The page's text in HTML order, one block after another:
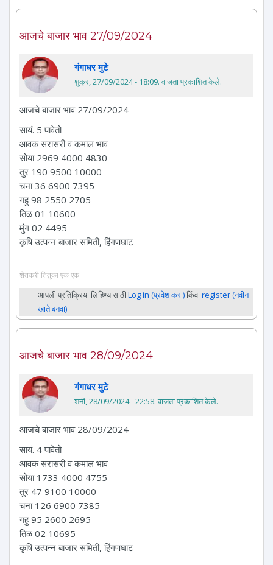
आजचे बाजार भाव 27/09/2024
गंगाधर मुटे
शुक्र, 27/09/2024 - 18:09. वाजता प्रकाशित केले.
आजचे बाजार भाव 27/09/2024
सायं. 5 पावेतो
आवक सरासरी व कमाल भाव
सोया 2969 4000 4830
तुर 190 9500 10000
चना 36 6900 7395
गहु 98 2550 2705
तिळ 01 10600
मुंग 02 4495
कृषि उत्पन्न बाजार समिती, हिंगणघाट
शेतकरी तितुका एक एक!
आपली प्रतिक्रिया लिहिण्यासाठीLog in (प्रवेश करा)किंवाregister (नवीन
खाते बनवा)
आजचे बाजार भाव 28/09/2024
गंगाधर मुटे
शनी, 28/09/2024 - 22:58. वाजता प्रकाशित केले.
आजचे बाजार भाव 28/09/2024
सायं. 4 पावेतो
आवक सरासरी व कमाल भाव
सोया 1733 4000 4755
तुर 47 9100 10000
चना 126 6900 7385
गहु 95 2600 2695
तिळ 02 10695
कृषि उत्पन्न बाजार समिती, हिंगणघाट